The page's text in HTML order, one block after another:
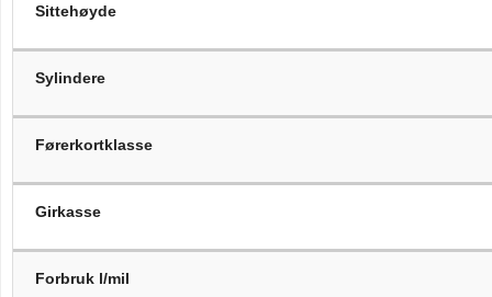
Sylindere
Førerkortklasse
Girkasse
Forbruk l/mil
Sittehøyde